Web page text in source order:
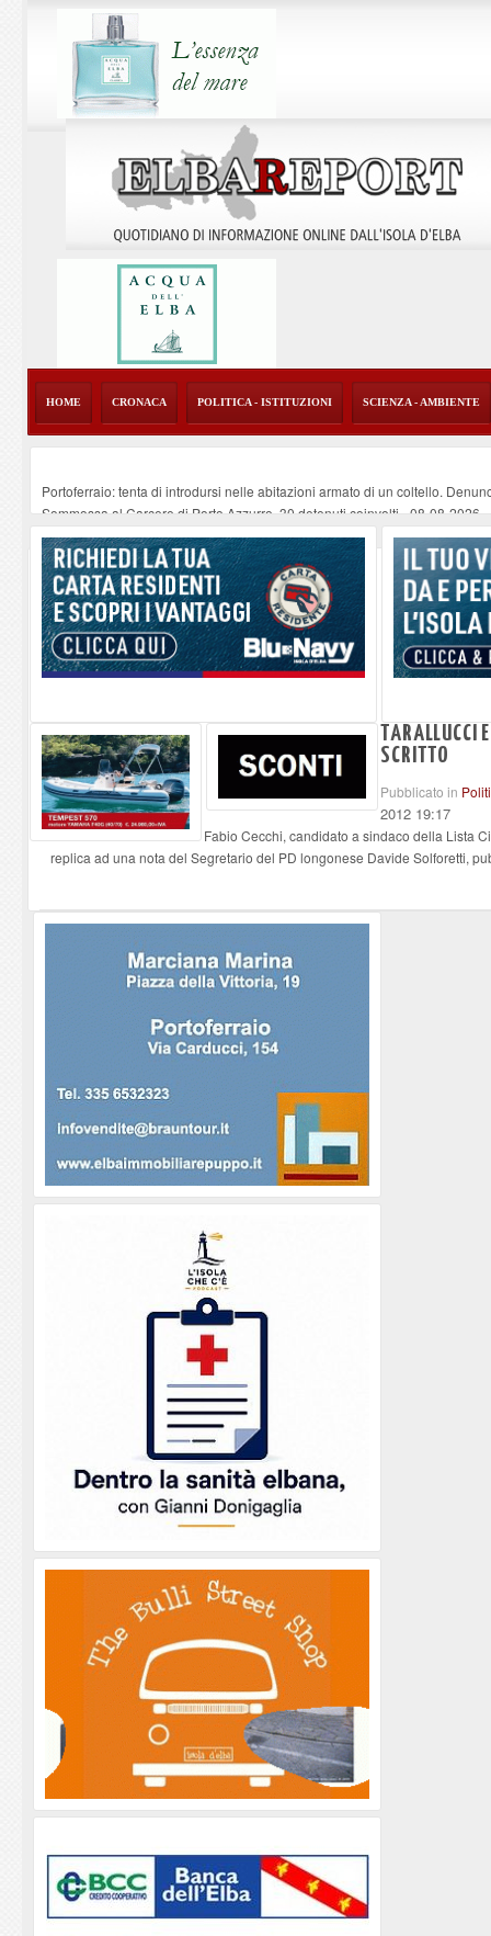
HOME CRONACA POLITICA - ISTITUZIONI SCIENZA - AMBIENTE
Portoferraio: tenta di introdursi nelle abitazioni armato di un coltello.
Sommossa al Carcere di Porto Azzurro, 30 detenuti coinvolti-08-08-2026
“Diamanti all’Inferno nell’infinito” e il teatro come esercizio del dubbio-08-
Mola ripulita dagli scout Agesci della Valsusa e Legambiente
08-08-2026
La grave carenza di medici Usmaf sta creando notevoli disagi ai lavoratori
TARALLUCCI
SCRITTO
Pubblicato in
2012 19:17
Fabio Cecchi, candidato a sindaco della Lista
replica ad una nota del Segretario del PD longonese Davide Solforetti,